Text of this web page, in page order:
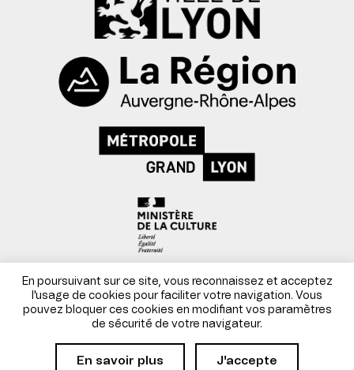
Mentions légales
Conditions générales de vente
Site par Danka
En poursuivant sur ce site, vous reconnaissez et acceptez
l'usage de cookies pour faciliter votre navigation. Vous
pouvez bloquer ces cookies en modifiant vos paramètres
de sécurité de votre navigateur.
En savoir plus J'accepte